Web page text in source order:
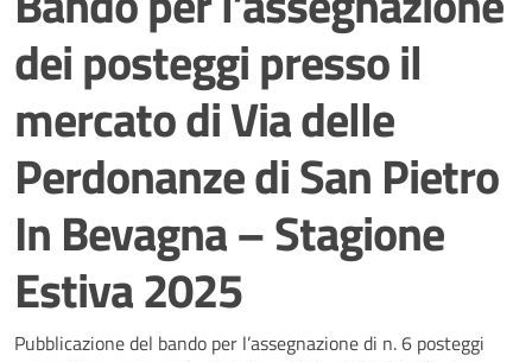
dei posteggi presso il
mercato di Via delle
Perdonanze di San Pietro
In Bevagna – Stagione
Estiva 2025
Pubblicazione del bando per l’assegnazione di n. 6 posteggi